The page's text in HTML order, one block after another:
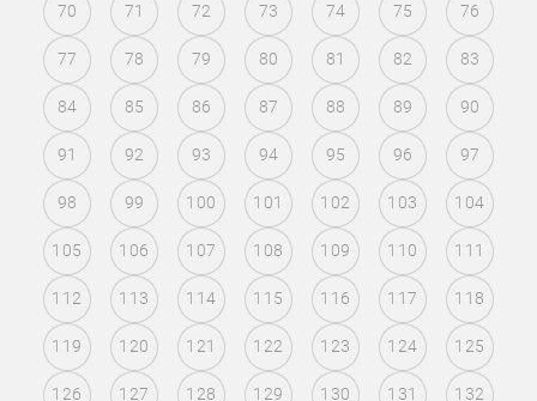
70 71 72 73 74 75 76
77 78 79 80 81 82 83
84 85 86 87 88 89 90
91 92 93 94 95 96 97
98 99 100 101 102 103 104
105 106 107 108 109 110 111
112 113 114 115 116 117 118
119 120 121 122 123 124 125
126 127 128 129 130 131 132